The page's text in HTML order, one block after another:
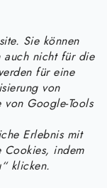
Sie können
auch nicht für die
für eine
von
Google-Tools
Erlebnis mit
Cookies, indem
klicken.